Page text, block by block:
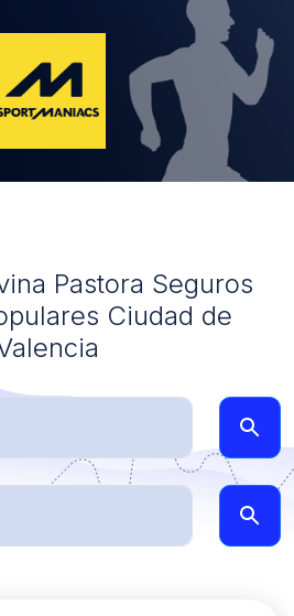
Pastora Seguros
Ciudad de